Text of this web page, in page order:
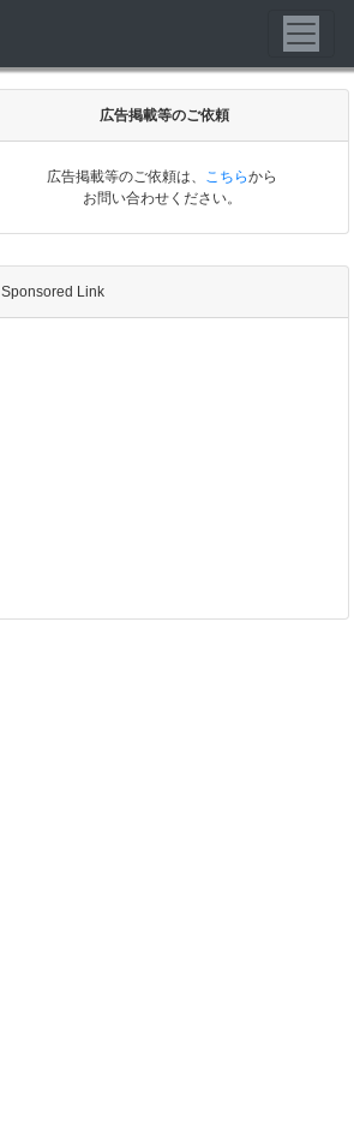
広告掲載等のご依頼
広告掲載等のご依頼は、 こちらから
お問い合わせください。
Sponsored Link